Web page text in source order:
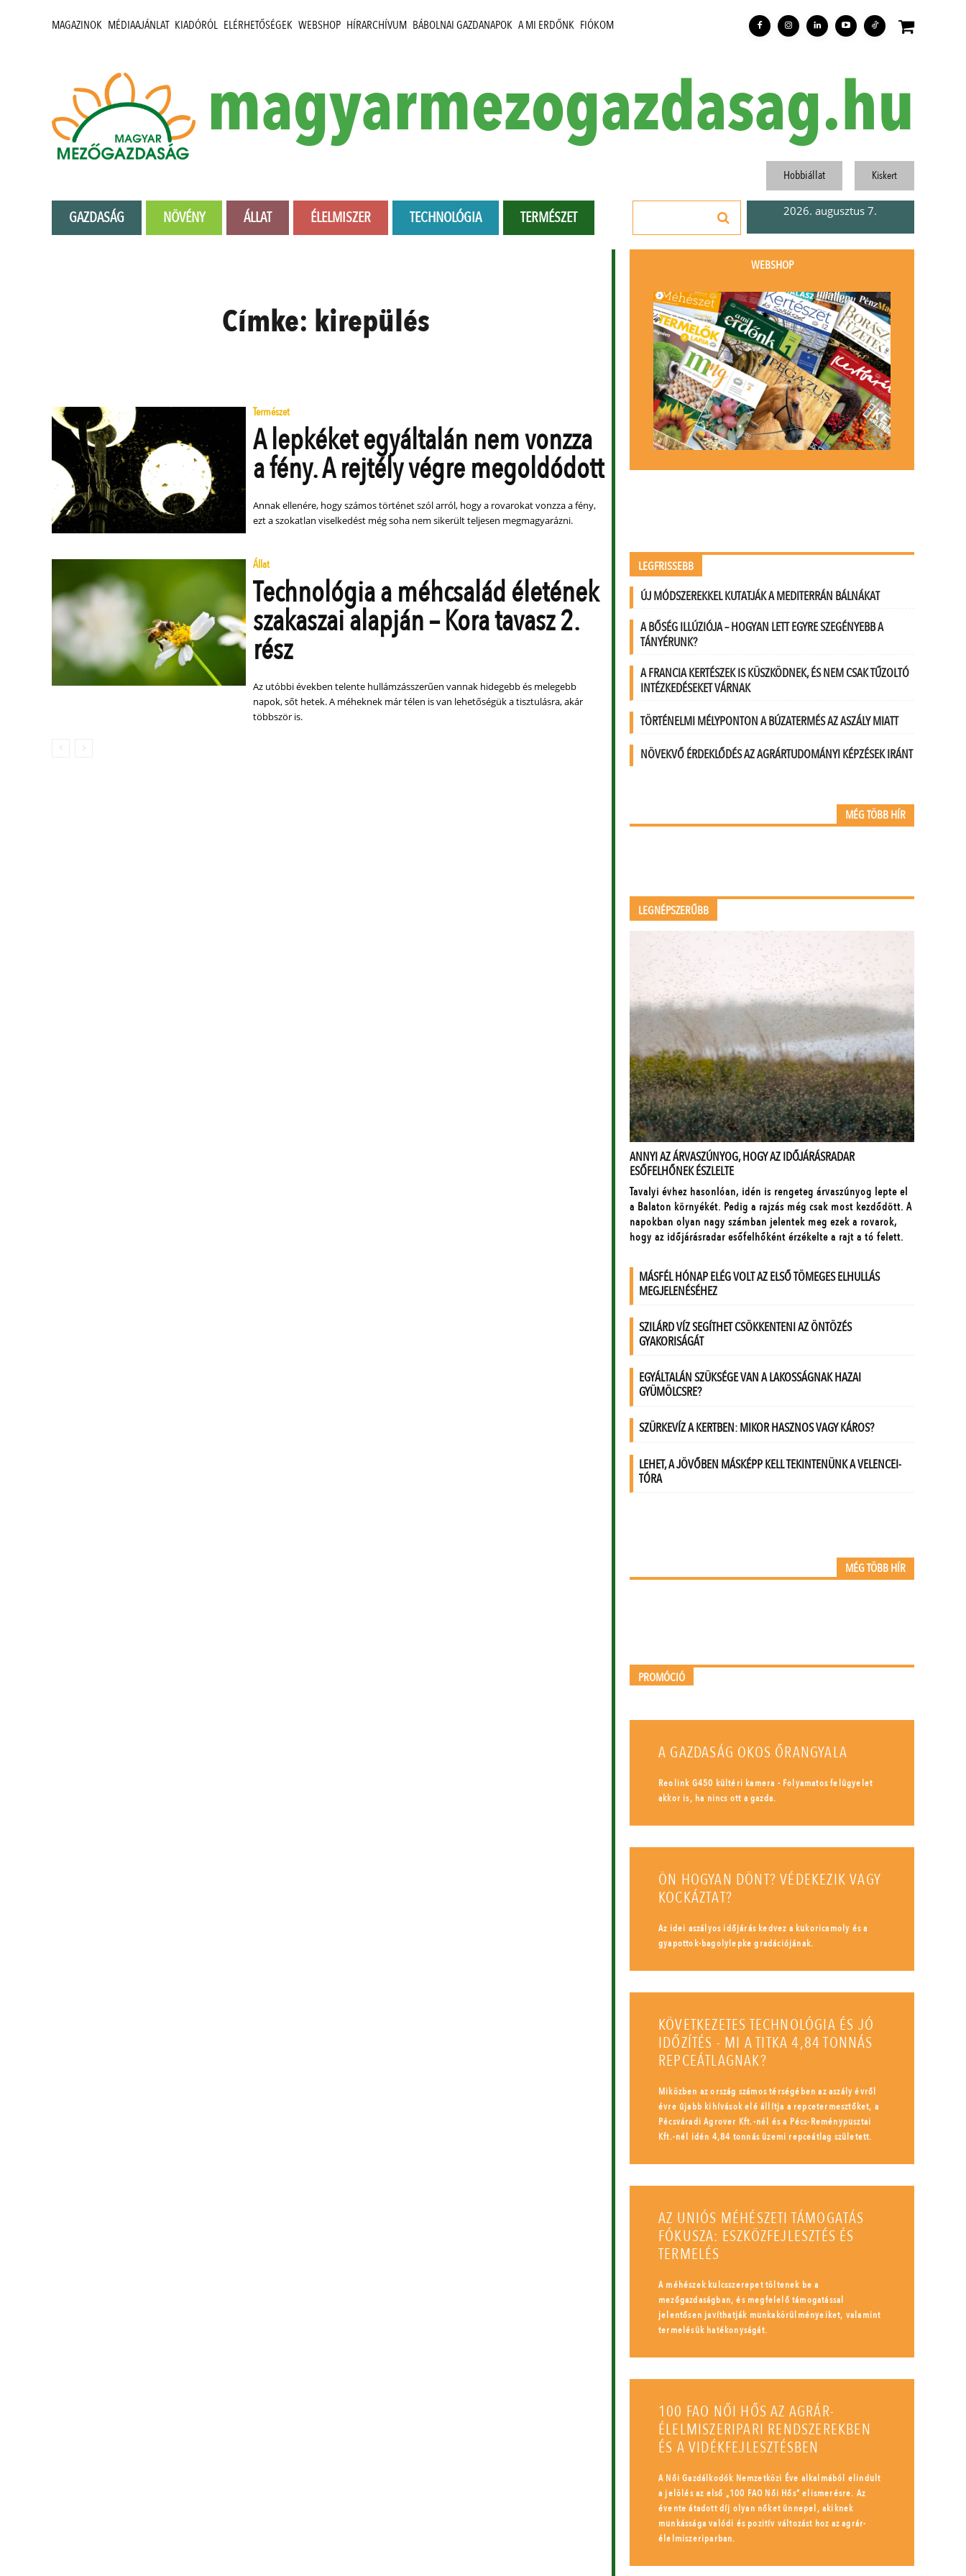
MAGAZINOK MÉDIAAJÁNLAT KIADÓRÓL ELÉRHETŐSÉGEK WEBSHOP HÍRARCHÍVUM BÁBOLNAI GAZDANAPOK A MI ERDŐNK FIÓKOM
magyarmezogazdasag.hu
GAZDASÁG NÖVÉNY ÁLLAT ÉLELMISZER TECHNOLÓGIA TERMÉSZET
Hobbiállat Kiskert
2026. augusztus 7.
Címke: kirepülés
Természet
A lepkéket egyáltalán nem vonzza
a fény. A rejtély végre megoldódott
Annak ellenére, hogy számos történet szól arról, hogy a rovarokat vonzza a fény,
ezt a szokatlan viselkedést még soha nem sikerült teljesen megmagyarázni.
Állat
Technológia a méhcsalád életének
szakaszai alapján – Kora tavasz 2.
rész
Az utóbbi években telente hullámzásszerűen vannak hidegebb és melegebb
napok, sőt hetek. A méheknek már télen is van lehetőségük a tisztulásra, akár
többször is.
WEBSHOP
LEGFRISSEBB
ÚJ MÓDSZEREKKEL KUTATJÁK A MEDITERRÁN BÁLNÁKAT
A BŐSÉG ILLÚZIÓJA – HOGYAN LETT EGYRE SZEGÉNYEBB A
TÁNYÉRUNK?
A FRANCIA KERTÉSZEK IS KÜSZKÖDNEK, ÉS NEM CSAK TŰZOLTÓ
INTÉZKEDÉSEKET VÁRNAK
TÖRTÉNELMI MÉLYPONTON A BÚZATERMÉS AZ ASZÁLY MIATT
NÖVEKVŐ ÉRDEKLŐDÉS AZ AGRÁRTUDOMÁNYI KÉPZÉSEK IRÁNT
MÉG TÖBB HÍR
LEGNÉPSZERŰBB
MÉG TÖBB HÍR
PROMÓCIÓ
A GAZDASÁG OKOS ŐRANGYALA
Reolink G450 kültéri kamera - Folyamatos felügyelet
akkor is, ha nincs ott a gazda.
ÖN HOGYAN DÖNT? VÉDEKEZIK VAGY
KOCKÁZTAT?
Az idei aszályos időjárás kedvez a kukoricamoly és a
gyapottok-bagolylepke gradációjának.
KÖVETKEZETES TECHNOLÓGIA ÉS JÓ
IDŐZÍTÉS - MI A TITKA 4,84 TONNÁS
REPCEÁTLAGNAK?
Miközben az ország számos térségében az aszály évről
évre újabb kihívások elé állítja a repcetermesztőket, a
Pécsváradi Agrover Kft.-nél és a Pécs-Reménypusztai
Kft.-nél idén 4,84 tonnás üzemi repceátlag született.
AZ UNIÓS MÉHÉSZETI TÁMOGATÁS
FÓKUSZA: ESZKÖZFEJLESZTÉS ÉS
TERMELÉS
A méhészek kulcsszerepet töltenek be a
mezőgazdaságban, és megfelelő támogatással
jelentősen javíthatják munkakörülményeiket, valamint
termelésük hatékonyságát.
100 FAO NŐI HŐS AZ AGRÁR-
ÉLELMISZERIPARI RENDSZEREKBEN
ÉS A VIDÉKFEJLESZTÉSBEN
A Női Gazdálkodók Nemzetközi Éve alkalmából elindult
a jelölés az első „100 FAO Női Hős” elismerésre. Az
évente átadott díj olyan nőket ünnepel, akiknek
munkássága valódi és pozitív változást hoz az agrár-
élelmiszeriparban.